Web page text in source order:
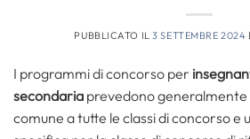
PUBBLICATO IL3 SETTEMBRE 2024
I programmi di concorso per
secondaria prevedono generalmente
comune a tutte le classi di concorso e